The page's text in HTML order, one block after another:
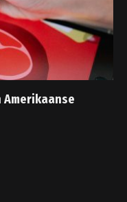
Amerikaanse